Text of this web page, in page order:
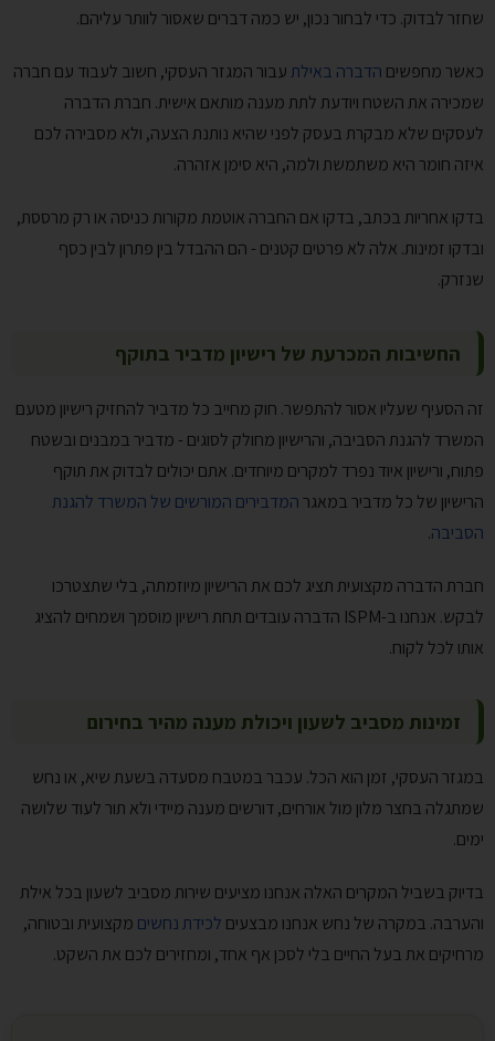
שחזר לבדוק. כדי לבחור נכון, יש כמה דברים שאסור לוותר עליהם.
כאשר מחפשים הדברה באילתעבור המגזר העסקי, חשוב לעבוד עם חברה
שמכירה את השטח ויודעת לתת מענה מותאם אישית. חברת הדברה
לעסקים שלא מבקרת בעסק לפני שהיא נותנת הצעה, ולא מסבירה לכם
איזה חומר היא משתמשת ולמה, היא סימן אזהרה.
בדקו אחריות בכתב, בדקו אם החברה אוטמת מקורות כניסה או רק מרססת,
ובדקו זמינות. אלה לא פרטים קטנים - הם ההבדל בין פתרון לבין כסף
שנזרק.
החשיבות המכרעת של רישיון מדביר בתוקף
זה הסעיף שעליו אסור להתפשר. חוק מחייב כל מדביר להחזיק רישיון מטעם
המשרד להגנת הסביבה, והרישיון מחולק לסוגים - מדביר במבנים ובשטח
פתוח, ורישיון איוד נפרד למקרים מיוחדים. אתם יכולים לבדוק את תוקף
הרישיון של כל מדביר במאגרהמדבירים המורשים של המשרד להגנת
הסביבה.
חברת הדברה מקצועית תציג לכם את הרישיון מיוזמתה, בלי שתצטרכו
לבקש. אנחנו ב-ISPM הדברה עובדים תחת רישיון מוסמך ושמחים להציג
אותו לכל לקוח.
זמינות מסביב לשעון ויכולת מענה מהיר בחירום
במגזר העסקי, זמן הוא הכל. עכבר במטבח מסעדה בשעת שיא, או נחש
שמתגלה בחצר מלון מול אורחים, דורשים מענה מיידי ולא תור לעוד שלושה
ימים.
בדיוק בשביל המקרים האלה אנחנו מציעים שירות מסביב לשעון בכל אילת
והערבה. במקרה של נחש אנחנו מבצעים לכידת נחשים מקצועית ובטוחה,
מרחיקים את בעל החיים בלי לסכן אף אחד, ומחזירים לכם את השקט.